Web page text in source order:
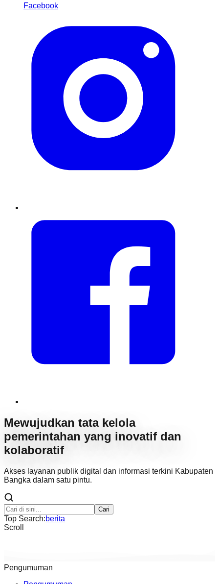
Facebook
Mewujudkan tata kelola
pemerintahan yang inovatif dan
kolaboratif
Akses layanan publik digital dan informasi terkini Kabupaten
Bangka dalam satu pintu.
Cari
Top Search:berita
Scroll
Pengumuman